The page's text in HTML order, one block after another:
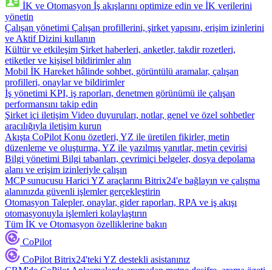
İK ve Otomasyon İş akışlarını optimize edin ve İK verilerini
yönetin
Çalışan yönetimi Çalışan profillerini, şirket yapısını, erişim izinlerini
ve Aktif Dizini kullanın
Kültür ve etkileşim Şirket haberleri, anketler, takdir rozetleri,
etiketler ve kişisel bildirimler alın
Mobil İK Hareket hâlinde sohbet, görüntülü aramalar, çalışan
profilleri, onaylar ve bildirimler
İş yönetimi KPI, iş raporları, denetmen görünümü ile çalışan
performansını takip edin
Şirket içi iletişim Video duyuruları, notlar, genel ve özel sohbetler
aracılığıyla iletişim kurun
Akışta CoPilot Konu özetleri, YZ ile üretilen fikirler, metin
düzenleme ve oluşturma, YZ ile yazılmış yanıtlar, metin çevirisi
Bilgi yönetimi Bilgi tabanları, çevrimiçi belgeler, dosya depolama
alanı ve erişim izinleriyle çalışın
MCP sunucusu Harici YZ araçlarını Bitrix24'e bağlayın ve çalışma
alanınızda güvenli işlemler gerçekleştirin
Otomasyon Talepler, onaylar, gider raporları, RPA ve iş akışı
otomasyonuyla işlemleri kolaylaştırın
Tüm İK ve Otomasyon özelliklerine bakın
CoPilot
CoPilot Bitrix24'teki YZ destekli asistanınız